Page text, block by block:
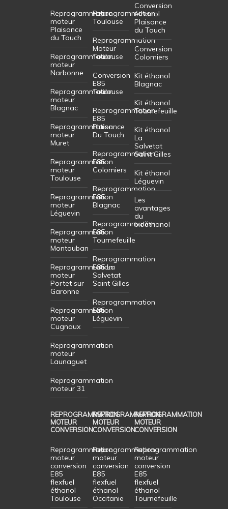
Reprogrammation
moteur
Plaisance
du Touch
Reprogrammation
moteur
Narbonne
Reprogrammation
moteur
Blagnac
Reprogrammation
moteur
Muret
Reprogrammation
moteur
Toulouse
Reprogrammation
moteur
Léguevin
Reprogrammation
moteur
Montauban
Reprogrammation
moteur
Portet sur
Garonne
Reprogrammation
moteur
Cugnaux
Reprogrammation
moteur
Launaguet
Reprogrammation
moteur 31
Reprogrammation
Toulouse
Reprogrammation
Moteur
Toulouse
Conversion
E85
Toulouse
Reprogrammation
E85
Plaisance
Du Touch
Reprogrammation
E85
Colomiers
Reprogrammation
E85
Blagnac
Reprogrammation
E85
Tournefeuille
Reprogrammation
E85 La
Salvetat
Saint Gilles
Reprogrammation
E85
Léguevin
Conversion
éthanol
Plaisance
du Touch
Conversion
Colomiers
Kit éthanol
Blagnac
Kit éthanol
Tournefeuille
Kit éthanol
La
Salvetat
Saint Gilles
Kit éthanol
Léguevin
Les
avantages
du
bioéthanol
REPROGRAMMATION
MOTEUR
CONVERSION
Reprogrammation
moteur
conversion
E85
flexfuel
éthanol
Toulouse
REPROGRAMMATION
MOTEUR
CONVERSION
Reprogrammation
moteur
conversion
E85
flexfuel
éthanol
Occitanie
REPROGRAMMATION
MOTEUR
CONVERSION
Reprogrammation
moteur
conversion
E85
flexfuel
éthanol
Tournefeuille